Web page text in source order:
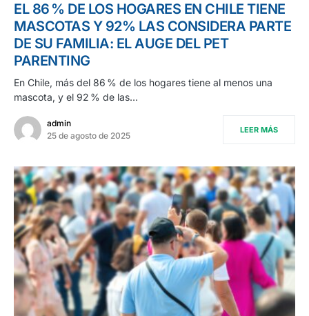
EL 86 % DE LOS HOGARES EN CHILE TIENE
MASCOTAS Y 92% LAS CONSIDERA PARTE
DE SU FAMILIA: EL AUGE DEL PET
PARENTING
En Chile, más del 86 % de los hogares tiene al menos una
mascota, y el 92 % de las…
admin
25 de agosto de 2025
LEER MÁS